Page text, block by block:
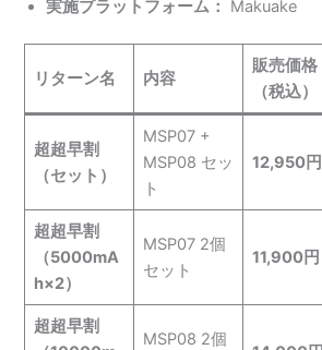
実施プラットフォーム：
Makuake
リターン名 内容
販売価格
（税込）
超超早割
（セット）
MSP07 +
MSP08 セッ
ト
12,950円
超超早割
（5000mA
h×2）
MSP07 2個
セット
11,900円
超超早割
MSP08 2個